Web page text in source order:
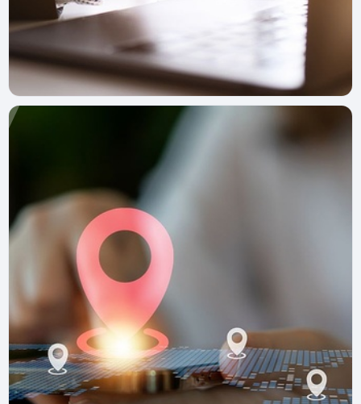
18 июня 2025 г.
«Мобильный Офис» — приложение для
курьера в Т-Банке: скачать на Android
Как работать представителем в Т-Банке через
приложение Мобильный Офис: регистрация, бонусы и
условия работы